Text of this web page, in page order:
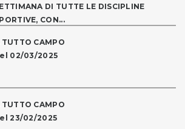
DI TUTTE LE DISCIPLINE
CON...
TUTTO CAMPO
02/03/2025
TUTTO CAMPO
23/02/2025